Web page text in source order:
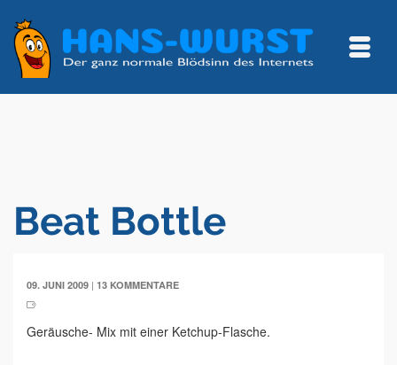
Beat Bottle
09. JUNI 2009 | 13 KOMMENTARE
Geräusche- Mix mit einer Ketchup-Flasche.